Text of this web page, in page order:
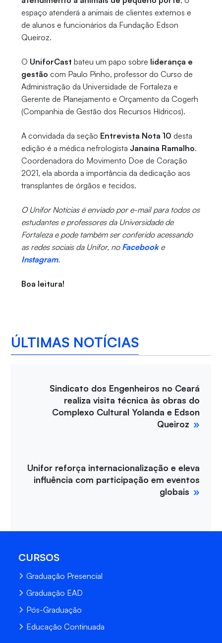
espaço atenderá a animais de clientes externos e
de alunos e funcionários da Fundação Edson
Queiroz.
O UniforCast bateu um papo sobre liderança e
gestão com Paulo Pinho, professor do Curso de
Administração da Universidade de Fortaleza e
Gerente de Planejamento e Orçamento da Cogerh
(Companhia de Gestão dos Recursos Hídricos).
A convidada da seção Entrevista Nota 10 desta
edição é a médica nefrologista Janaína Ramalho.
Coordenadora do Movimento Doe de Coração
2021, ela aborda a importância da dedicação aos
transplantes de órgãos e tecidos.
O Unifor Notícias é enviado por e-mail para todos os
estudantes e professores da Universidade de
Fortaleza e pode também ser conferido acessando
as redes sociais da Unifor, no Facebooke
Instagram.
Boa leitura!
ÚLTIMAS NOTÍCIAS
Sindicato dos Engenheiros no Ceará
realiza visita técnica às obras do
Complexo Cultural Yolanda e Edson
Queiroz
Unifor reforça internacionalização e eleva
influência com participação em eventos
globais
CURSOS
Graduação Presencial
Graduação EAD
Pós-Graduação
Educação Continuada